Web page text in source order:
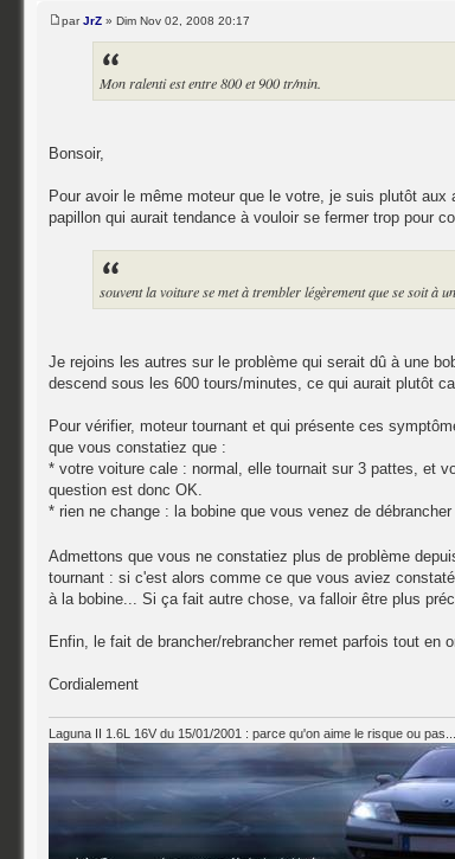
parJrZ » Dim Nov 02, 2008 20:17
Mon ralenti est entre 800 et 900 tr/min.
Bonsoir,
Pour avoir le même moteur que le votre, je suis plutôt
papillon qui aurait tendance à vouloir se fermer trop pour
souvent la voiture se met à trembler légèrement que se soit à
Je rejoins les autres sur le problème qui serait dû à une
descend sous les 600 tours/minutes, ce qui aurait plutôt
Pour vérifier, moteur tournant et qui présente ces
que vous constatiez que :
* votre voiture cale : normal, elle tournait sur 3 pattes, et
question est donc OK.
* rien ne change : la bobine que vous venez de
Admettons que vous ne constatiez plus de problème
tournant : si c'est alors comme ce que vous aviez
à la bobine... Si ça fait autre chose, va falloir être plus
Enfin, le fait de brancher/rebrancher remet parfois tout en
Cordialement
Laguna II 1.6L 16V du 15/01/2001 : parce qu'on aime le risque ou